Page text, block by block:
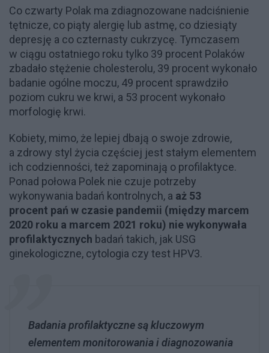
Co czwarty Polak ma zdiagnozowane nadciśnienie
tętnicze, co piąty alergię lub astmę, co dziesiąty
depresję a co czternasty cukrzycę. Tymczasem
w ciągu ostatniego roku tylko 39 procent Polaków
zbadało stężenie cholesterolu, 39 procent wykonało
badanie ogólne moczu, 49 procent sprawdziło
poziom cukru we krwi, a 53 procent wykonało
morfologię krwi.
Kobiety, mimo, że lepiej dbają o swoje zdrowie,
a zdrowy styl życia częściej jest stałym elementem
ich codzienności, też zapominają o profilaktyce.
Ponad połowa Polek nie czuje potrzeby
wykonywania badań kontrolnych, a aż 53
procent pań w czasie pandemii (między marcem
2020 roku a marcem 2021 roku) nie wykonywała
profilaktycznych badań takich, jak USG
ginekologiczne, cytologia czy test HPV3.
Badania profilaktyczne są kluczowym
elementem monitorowania i diagnozowania